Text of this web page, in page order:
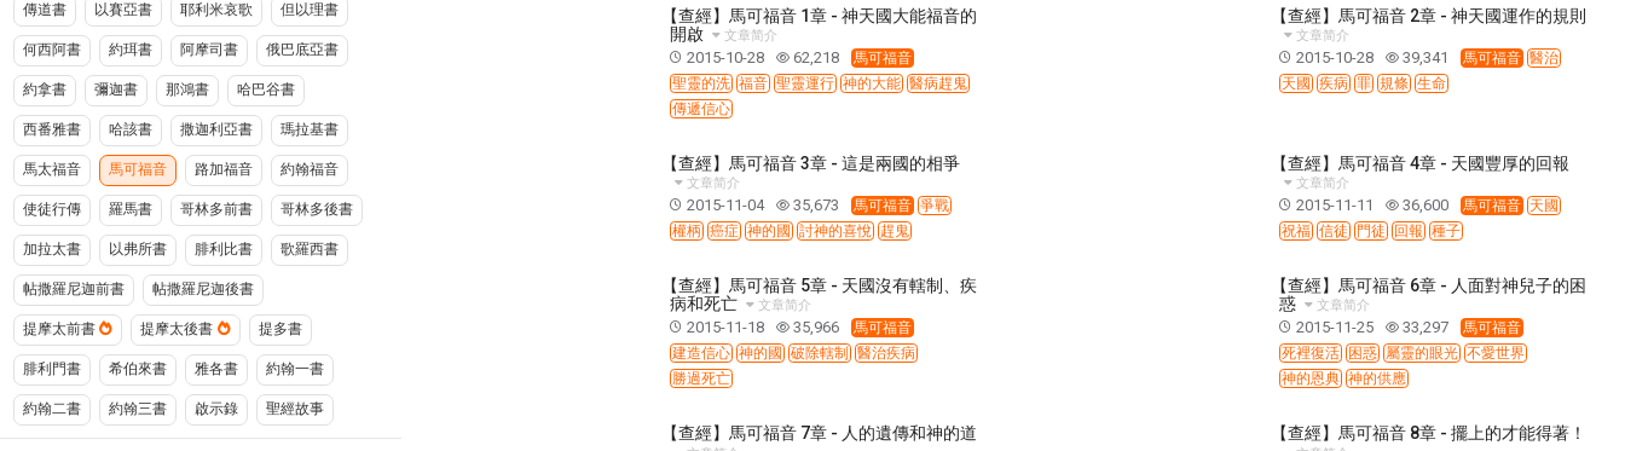
傳道書 以賽亞書 耶利米哀歌 但以理書
何西阿書 約珥書 阿摩司書 俄巴底亞書
約拿書 彌迦書 那鴻書 哈巴谷書
西番雅書 哈該書 撒迦利亞書 瑪拉基書
馬太福音 馬可福音 路加福音 約翰福音
使徒行傳 羅馬書 哥林多前書 哥林多後書
加拉太書 以弗所書 腓利比書 歌羅西書
帖撒羅尼迦前書 帖撒羅尼迦後書
提摩太前書 提摩太後書 提多書
腓利門書 希伯來書 雅各書 約翰一書
約翰二書 約翰三書 啟示錄 聖經故事
所做的信我
【講道】- 誰敬畏耶和華，耶
【查經】路加福音 21章 – 天地
2021-03-03 56,317
2018-07-20 44,007
【命定音樂】第209首 -《仇
敵滾出去》
2026-04-05
【線上禱告】- 我要讚美聽我
禱告的神！
【查經】馬可福音 1章 - 神天國大能福音的
開啟
文章简介
2015-10-28 62,218
馬可福音
聖靈的洗 福音 聖靈運行 神的大能 醫病趕鬼
傳遞信心
【查經】馬可福音 2章 - 神天國運作的規則
文章简介
2015-10-28 39,341 馬可福音 醫治
天國
疾病 罪 規條 生命
【查經】馬可福音 3章 - 這是兩國的相爭
文章简介
2015-11-04 35,673 馬可福音 爭戰
權柄 癌症 神的國 討神的喜悅 趕鬼
【查經】馬可福音 4章 - 天國豐厚的回報
文章简介
2015-11-11 36,600 馬可福音 天國
祝福 信徒 門徒 回報 種子
【查經】馬可福音 5章 - 天國沒有轄制、疾
病和死亡
文章简介
2015-11-18 35,966
馬可福音
建造信心 神的國 破除轄制
醫治疾病
勝過死亡
【查經】馬可福音 6章 - 人面對神兒子的困
惑
文章简介
2015-11-25 33,297
馬可福音
死裡復活
困惑 屬靈的眼光 不愛世界
神的恩典 神的供應
【查經】馬可福音 7章 - 人的遺傳和神的道 【查經】馬可福音 8章 - 擺上的才能得著！